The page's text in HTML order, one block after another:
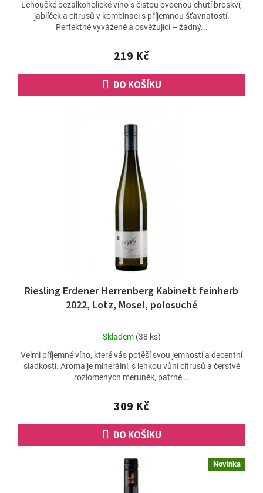
219 Kč
DO KOŠÍKU
Lehoučké bezalkoholické víno s čistou ovocnou chutí broskví,
jablíček a citrusů v kombinaci s příjemnou šťavnatostí.
Perfektně vyvážené a osvěžující – žádný...
Riesling Erdener Herrenberg Kabinett feinherb
2022, Lotz, Mosel, polosuché
Průměrné
produktu
je
5,0
5
hvězdiček.
Skladem (38 ks)
309 Kč
DO KOŠÍKU
Velmi příjemné víno, které vás potěší svou jemností a decentní
sladkostí. Aroma je minerální, s lehkou vůní citrusů a čerstvě
rozlomených meruněk, patrné...
Novinka